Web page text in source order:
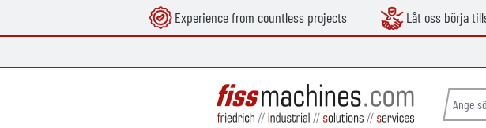
Hoppa till huvudnavigeringExperience from countless projects Låt oss börja